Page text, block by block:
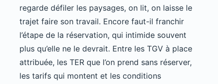
regarde défiler les paysages, on lit, on laisse le
trajet faire son travail. Encore faut-il franchir
l’étape de la réservation, qui intimide souvent
plus qu’elle ne le devrait. Entre les TGV à place
attribuée, les TER que l’on prend sans réserver,
les tarifs qui montent et les conditions